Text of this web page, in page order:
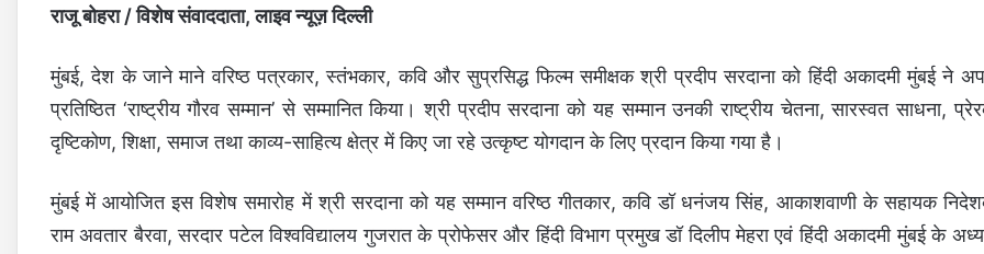
राजू बोहरा / विशेष संवाददाता, लाइव न्यूज़ दिल्ली
मुंबई, देश के जाने माने वरिष्ठ पत्रकार, स्तंभकार, कवि और सुप्रसिद्ध फिल्म समीक्षक श्री प्रदीप सरदाना को हिंदी अकादमी मुंबई ने
प्रतिष्ठित ‘राष्ट्रीय गौरव सम्मान’ से सम्मानित किया। श्री प्रदीप सरदाना को यह सम्मान उनकी राष्ट्रीय चेतना, सारस्वत साधना,
दृष्टिकोण, शिक्षा, समाज तथा काव्य-साहित्य क्षेत्र में किए जा रहे उत्कृष्ट योगदान के लिए प्रदान किया गया है।
मुंबई में आयोजित इस विशेष समारोह में श्री सरदाना को यह सम्मान वरिष्ठ गीतकार, कवि डॉ धनंजय सिंह, आकाशवाणी के सहायक
राम अवतार बैरवा, सरदार पटेल विश्वविद्यालय गुजरात के प्रोफेसर और हिंदी विभाग प्रमुख डॉ दिलीप मेहरा एवं हिंदी अकादमी मुंबई के